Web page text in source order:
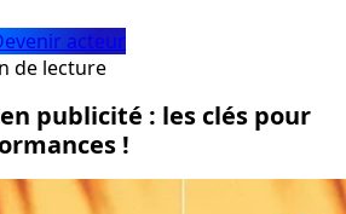
acteur
de lecture
publicité : les clés pour
!